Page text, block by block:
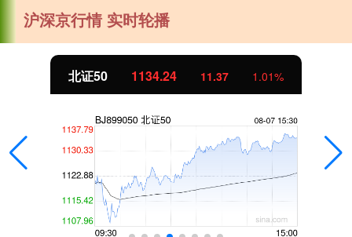
沪深京行情 实时轮播
北证50 1134.24 11.37 1.01%